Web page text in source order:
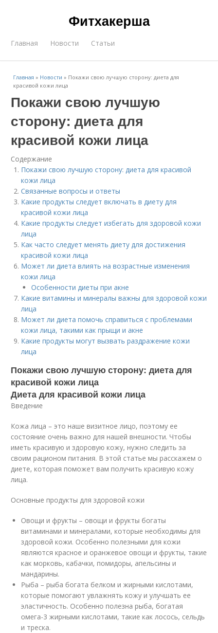
Фитхакерша
Главная Новости Статьи
Главная » Новости » Покажи свою лучшую сторону: диета для
красивой кожи лица
Покажи свою лучшую
сторону: диета для
красивой кожи лица
Содержание
Покажи свою лучшую сторону: диета для красивой
кожи лица
Связанные вопросы и ответы
Какие продукты следует включать в диету для
красивой кожи лица
Какие продукты следует избегать для здоровой кожи
лица
Как часто следует менять диету для достижения
красивой кожи лица
Может ли диета влиять на возрастные изменения
кожи лица
Особенности диеты при акне
Какие витамины и минералы важны для здоровой кожи
лица
Может ли диета помочь справиться с проблемами
кожи лица, такими как прыщи и акне
Какие продукты могут вызвать раздражение кожи
лица
Покажи свою лучшую сторону: диета для
красивой кожи лица
Диета для красивой кожи лица
Введение
Кожа лица – это наше визитное лицо, поэтому ее
состояние очень важно для нашей внешности. Чтобы
иметь красивую и здоровую кожу, нужно следить за
своим рационом питания. В этой статье мы расскажем о
диете, которая поможет вам получить красивую кожу
лица.
Основные продукты для здоровой кожи
Овощи и фрукты – овощи и фрукты богаты
витаминами и минералами, которые необходимы для
здоровой кожи. Особенно полезными для кожи
являются красное и оранжевое овощи и фрукты, такие
как морковь, кабачки, помидоры, апельсины и
мандарины.
Рыба – рыба богата белком и жирными кислотами,
которые помогают увлажнять кожу и улучшать ее
эластичность. Особенно полезна рыба, богатая
омега-3 жирными кислотами, такие как лосось, сельдь
и треска.